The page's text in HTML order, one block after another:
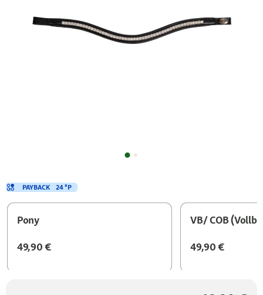
Pony
49,90 €
VB/ COB
49,90 €
PAYBACK 24 °P